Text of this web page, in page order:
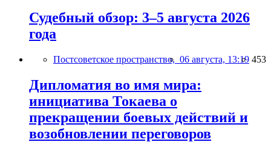
Судебный обзор: 3–5 августа 2026
года
Постсоветское пространство, 06 августа, 13:19 453
Дипломатия во имя мира:
инициатива Токаева о
прекращении боевых действий и
возобновлении переговоров